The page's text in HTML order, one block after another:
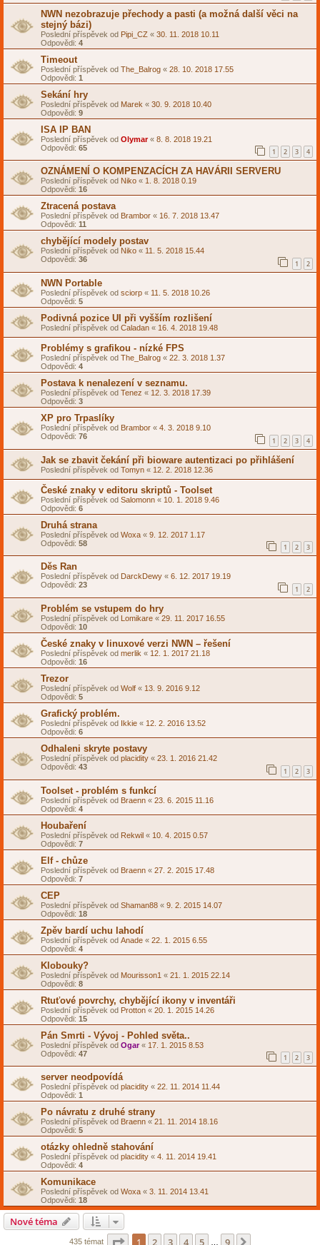
NWN nezobrazuje přechody a pasti (a možná další věci na
stejný bázi)
Poslední příspěvek od Pipi_CZ « 30. 11. 2018 10.11
Odpovědi: 4
Timeout
Poslední příspěvek od The_Balrog « 28. 10. 2018 17.55
Odpovědi: 1
Sekání hry
Poslední příspěvek od Marek « 30. 9. 2018 10.40
Odpovědi: 9
ISA IP BAN
Poslední příspěvek od Olymar« 8. 8. 2018 19.21
Odpovědi: 65 1 2 3 4
OZNÁMENÍ O KOMPENZACÍCH ZA HAVÁRII SERVERU
Poslední příspěvek od Niko « 1. 8. 2018 0.19
Odpovědi: 16
Ztracená postava
Poslední příspěvek od Brambor « 16. 7. 2018 13.47
Odpovědi: 11
chybějící modely postav
Poslední příspěvek od Niko « 11. 5. 2018 15.44
Odpovědi: 36 1 2
NWN Portable
Poslední příspěvek od sciorp « 11. 5. 2018 10.26
Odpovědi: 5
Podivná pozice UI při vyšším rozlišení
Poslední příspěvek od Caladan « 16. 4. 2018 19.48
Problémy s grafikou - nízké FPS
Poslední příspěvek od The_Balrog « 22. 3. 2018 1.37
Odpovědi: 4
Postava k nenalezení v seznamu.
Poslední příspěvek od Tenez « 12. 3. 2018 17.39
Odpovědi: 3
XP pro Trpaslíky
Poslední příspěvek od Brambor « 4. 3. 2018 9.10
Odpovědi: 76 1 2 3 4
Jak se zbavit čekání při bioware autentizaci po přihlášení
Poslední příspěvek od Tomyn « 12. 2. 2018 12.36
České znaky v editoru skriptů - Toolset
Poslední příspěvek od Salomonn « 10. 1. 2018 9.46
Odpovědi: 6
Druhá strana
Poslední příspěvek od Woxa « 9. 12. 2017 1.17
Odpovědi: 58 1 2 3
Děs Ran
Poslední příspěvek od DarckDewy « 6. 12. 2017 19.19
Odpovědi: 23 1 2
Problém se vstupem do hry
Poslední příspěvek od Lomikare « 29. 11. 2017 16.55
Odpovědi: 10
České znaky v linuxové verzi NWN – řešení
Poslední příspěvek od merlik « 12. 1. 2017 21.18
Odpovědi: 16
Trezor
Poslední příspěvek od Wolf « 13. 9. 2016 9.12
Odpovědi: 5
Grafický problém.
Poslední příspěvek od Ikkie « 12. 2. 2016 13.52
Odpovědi: 6
Odhaleni skryte postavy
Poslední příspěvek od placidity « 23. 1. 2016 21.42
Odpovědi: 43 1 2 3
Toolset - problém s funkcí
Poslední příspěvek od Braenn « 23. 6. 2015 11.16
Odpovědi: 4
Houbaření
Poslední příspěvek od Rekwil « 10. 4. 2015 0.57
Odpovědi: 7
Elf - chůze
Poslední příspěvek od Braenn « 27. 2. 2015 17.48
Odpovědi: 7
CEP
Poslední příspěvek od Shaman88 « 9. 2. 2015 14.07
Odpovědi: 18
Zpěv bardí uchu lahodí
Poslední příspěvek od Anade « 22. 1. 2015 6.55
Odpovědi: 4
Klobouky?
Poslední příspěvek od Mourisson1 « 21. 1. 2015 22.14
Odpovědi: 8
Rtuťové povrchy, chybějící ikony v inventáři
Poslední příspěvek od Protton « 20. 1. 2015 14.26
Odpovědi: 15
Pán Smrti - Vývoj - Pohled světa..
Poslední příspěvek od Ogar« 17. 1. 2015 8.53
Odpovědi: 47 1 2 3
server neodpovídá
Poslední příspěvek od placidity « 22. 11. 2014 11.44
Odpovědi: 1
Po návratu z druhé strany
Poslední příspěvek od Braenn « 21. 11. 2014 18.16
Odpovědi: 5
otázky ohledně stahování
Poslední příspěvek od placidity « 4. 11. 2014 19.41
Odpovědi: 4
Komunikace
Poslední příspěvek od Woxa « 3. 11. 2014 13.41
Odpovědi: 18
Nové téma
435 témat Stránka z
1 2 3 4 5 9